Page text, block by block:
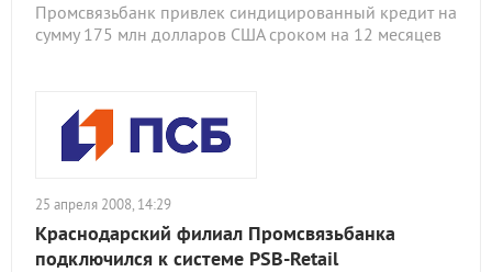
Промсвязьбанк привлек синдицированный кредит на
сумму 175 млн долларов США сроком на 12 месяцев
25 апреля 2008, 14:29
Краснодарский филиал Промсвязьбанка
подключился к системе PSB-Retail